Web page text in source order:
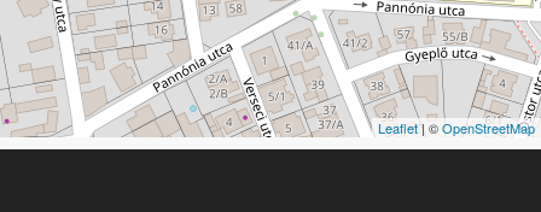
Leaflet| ©OpenStreetMap